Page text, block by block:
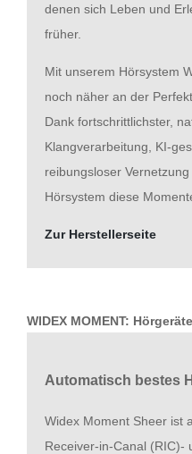
denen sich Leben und
früher.
Mit unserem Hörsystem
noch näher an der
Dank fortschrittlichster,
Klangverarbeitung, KI-
reibungsloser
Hörsystem diese
Zur Herstellerseite
WIDEX MOMENT:
Automatisch bestes
Widex Moment Sheer ist
Receiver-in-Canal (RIC)-